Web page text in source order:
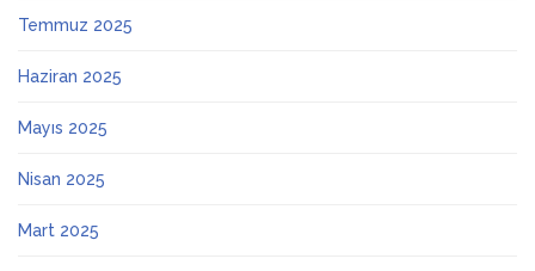
Temmuz 2025
Haziran 2025
Mayıs 2025
Nisan 2025
Mart 2025